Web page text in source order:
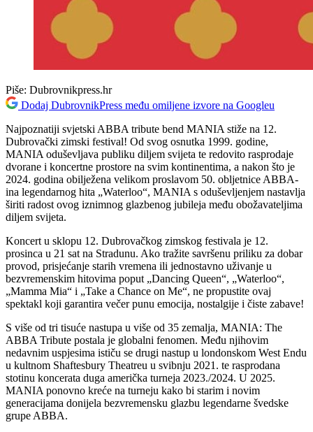
Piše: Dubrovnikpress.hr
Dodaj DubrovnikPress među omiljene izvore na Googleu
Najpoznatiji svjetski ABBA tribute bend MANIA stiže na 12.
Dubrovački zimski festival! Od svog osnutka 1999. godine,
MANIA oduševljava publiku diljem svijeta te redovito rasprodaje
dvorane i koncertne prostore na svim kontinentima, a nakon što je
2024. godina obilježena velikom proslavom 50. obljetnice ABBA-
ina legendarnog hita „Waterloo“, MANIA s oduševljenjem nastavlja
širiti radost ovog iznimnog glazbenog jubileja među obožavateljima
diljem svijeta.
Koncert u sklopu 12. Dubrovačkog zimskog festivala je 12.
prosinca u 21 sat na Stradunu. Ako tražite savršenu priliku za dobar
provod, prisjećanje starih vremena ili jednostavno uživanje u
bezvremenskim hitovima poput „Dancing Queen“, „Waterloo“,
„Mamma Mia“ i „Take a Chance on Me“, ne propustite ovaj
spektakl koji garantira večer punu emocija, nostalgije i čiste zabave!
S više od tri tisuće nastupa u više od 35 zemalja, MANIA: The
ABBA Tribute postala je globalni fenomen. Među njihovim
nedavnim uspjesima ističu se drugi nastup u londonskom West Endu
u kultnom Shaftesbury Theatreu u svibnju 2021. te rasprodana
stotinu koncerata duga američka turneja 2023./2024. U 2025.
MANIA ponovno kreće na turneju kako bi starim i novim
generacijama donijela bezvremensku glazbu legendarne švedske
grupe ABBA.